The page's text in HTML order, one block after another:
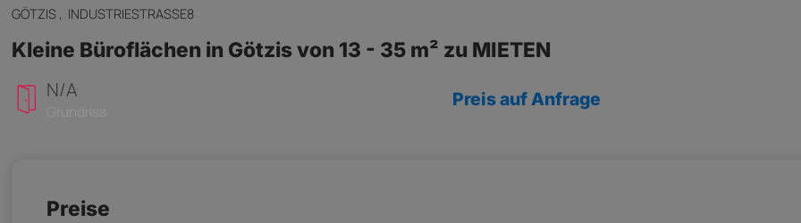
GÖTZIS , INDUSTRIESTRASSE8
Kleine Büroflächen in Götzis von 13 - 35 m² zu MIETEN
N/A
Grundriss
Preis auf Anfrage
Preise